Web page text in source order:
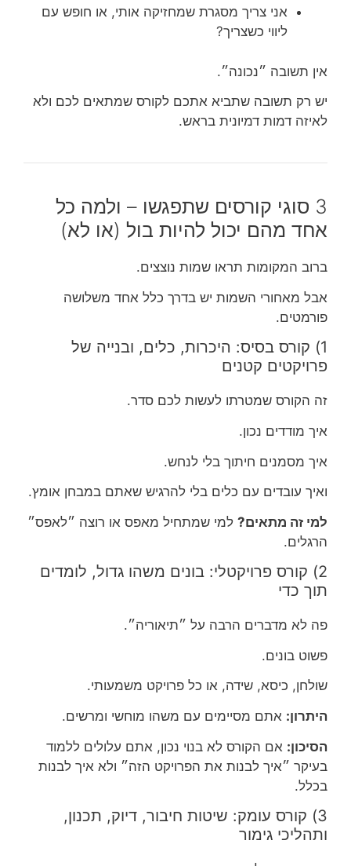
אני צריך מסגרת שמחזיקה אותי, או חופש עם
ליווי כשצריך?
אין תשובה ״נכונה״.
יש רק תשובה שתביא אתכם לקורס שמתאים לכם ולא
לאיזה דמות דמיונית בראש.
3 סוגי קורסים שתפגשו – ולמה כל
אחד מהם יכול להיות בול (או לא)
ברוב המקומות תראו שמות נוצצים.
אבל מאחורי השמות יש בדרך כלל אחד משלושה
פורמטים.
1) קורס בסיס: היכרות, כלים, ובנייה של
פרויקטים קטנים
זה הקורס שמטרתו לעשות לכם סדר.
איך מודדים נכון.
איך מסמנים חיתוך בלי לנחש.
ואיך עובדים עם כלים בלי להרגיש שאתם במבחן אומץ.
למי זה מתאים? למי שמתחיל מאפס או רוצה ״לאפס״
הרגלים.
2) קורס פרויקטלי: בונים משהו גדול, לומדים
תוך כדי
פה לא מדברים הרבה על ״תיאוריה״.
פשוט בונים.
שולחן, כיסא, שידה, או כל פרויקט משמעותי.
היתרון: אתם מסיימים עם משהו מוחשי ומרשים.
הסיכון: אם הקורס לא בנוי נכון, אתם עלולים ללמוד
בעיקר ״איך לבנות את הפרויקט הזה״ ולא איך לבנות
בכלל.
3) קורס עומק: שיטות חיבור, דיוק, תכנון,
ותהליכי גימור